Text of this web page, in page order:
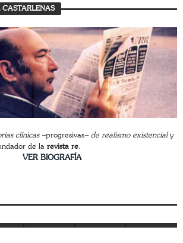
clínicas –progresivas– de realismo existencialy
de la revista re.
VER BIOGRAFÍA